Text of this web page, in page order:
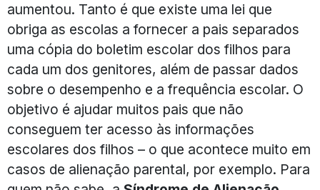
aumentou. Tanto é que existe uma lei que
obriga as escolas a fornecer a pais separados
uma cópia do boletim escolar dos filhos para
cada um dos genitores, além de passar dados
sobre o desempenho e a frequência escolar. O
objetivo é ajudar muitos pais que não
conseguem ter acesso às informações
escolares dos filhos – o que acontece muito em
casos de alienação parental, por exemplo. Para